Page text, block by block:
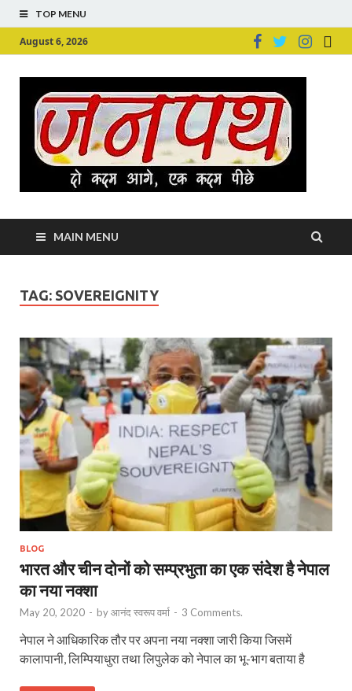
TOP MENU
August 6, 2026
MAIN MENU
TAG: SOVEREIGNITY
BLOG
भारत और चीन दोनों को सम्प्रभुता का एक संदेश है नेपाल
का नया नक्शा
May 20, 2020 - byआनंद स्वरूप वर्मा - 3 Comments.
नेपाल ने आधिकारिक तौर पर अपना नया नक्शा जारी किया जिसमें
कालापानी, लिम्पियाधुरा तथा लिपुलेक को नेपाल का भू-भाग बताया है